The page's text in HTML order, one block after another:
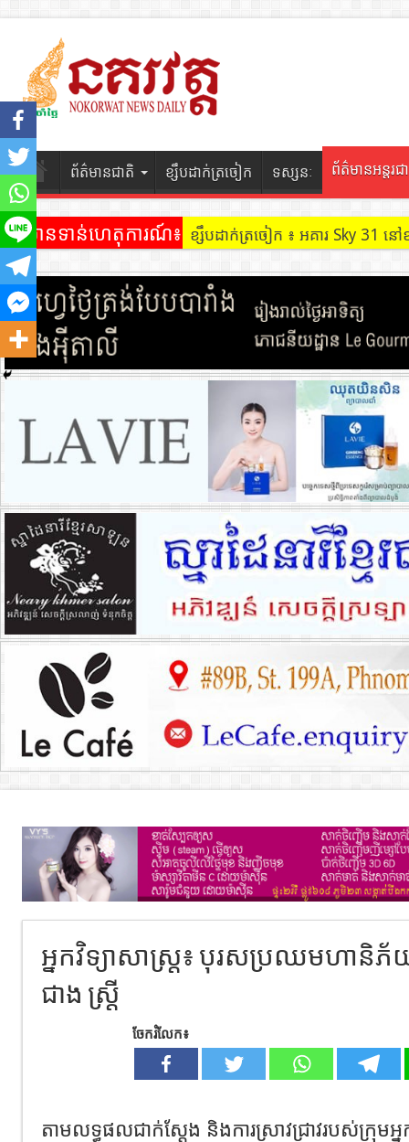
ព័ត៌មានជាតិ ខ្សឹបដាក់ត្រចៀក ទស្សនៈ ព័ត៌មានអន្តរជ
ព័ត៌មានទាន់ហេតុការណ៍៖ ខ្សឹបដាក់ត្រចៀក ៖ អគារ Sky 31
អ្នកវិទ្យាសាស្ត្រ៖ បុរសប្រឈមហានិភ័
ជាង ស្ត្រី
ចែករំលែក៖
តាមលទ្ធផលជាក់ស្តែង និងការស្រាវជ្រាវរបស់ក្រុមអ្ន